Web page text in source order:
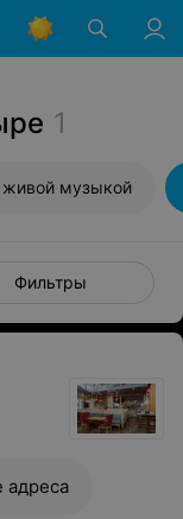
1
музыкой
Фильтры
адреса